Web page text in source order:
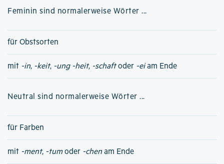
Feminin sind normalerweise Wörter ...
für Obstsorten
mit -in, -keit, -ung -heit, -schaftoder -eiam Ende
Neutral sind normalerweise Wörter ...
für Farben
mit -ment, -tumoder -chen am Ende